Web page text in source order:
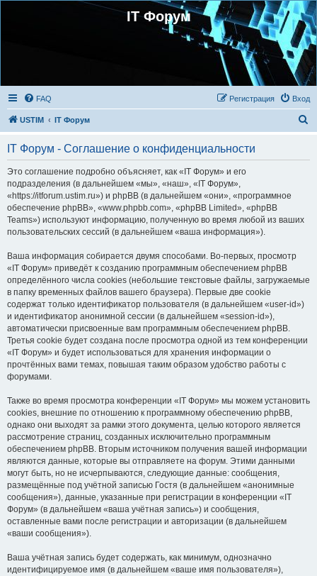
IT Форум
FAQ Вход
Регистрация
USTIM IT Форум
IT Форум - Соглашение о конфиденциальности
Это соглашение подробно объясняет, как «IT Форум» и его
подразделения (в дальнейшем «мы», «наш», «IT Форум»,
«https://itforum.ustim.ru») и phpBB (в дальнейшем «они», «программное
обеспечение phpBB», «www.phpbb.com», «phpBB Limited», «phpBB
Teams») используют информацию, полученную во время любой из ваших
пользовательских сессий (в дальнейшем «ваша информация»).
Ваша информация собирается двумя способами. Во-первых, просмотр
«IT Форум» приведёт к созданию программным обеспечением phpBB
определённого числа cookies (небольшие текстовые файлы, загружаемые
в папку временных файлов вашего браузера). Первые две cookie
содержат только идентификатор пользователя (в дальнейшем «user-id»)
и идентификатор анонимной сессии (в дальнейшем «session-id»),
автоматически присвоенные вам программным обеспечением phpBB.
Третья cookie будет создана после просмотра одной из тем конференции
«IT Форум» и будет использоваться для хранения информации о
прочтённых вами темах, повышая таким образом удобство работы с
форумами.
Также во время просмотра конференции «IT Форум» мы можем установить
cookies, внешние по отношению к программному обеспечению phpBB,
однако они выходят за рамки этого документа, целью которого является
рассмотрение страниц, созданных исключительно программным
обеспечением phpBB. Вторым источником получения вашей информации
являются данные, которые вы отправляете на форум. Этими данными
могут быть, но не исчерпываются, следующие данные: сообщения,
размещённые под учётной записью Гостя (в дальнейшем «анонимные
сообщения»), данные, указанные при регистрации в конференции «IT
Форум» (в дальнейшем «ваша учётная запись») и сообщения,
оставленные вами после регистрации и авторизации (в дальнейшем
«ваши сообщения»).
Ваша учётная запись будет содержать, как минимум, однозначно
идентифицируемое имя (в дальнейшем «ваше имя пользователя»),